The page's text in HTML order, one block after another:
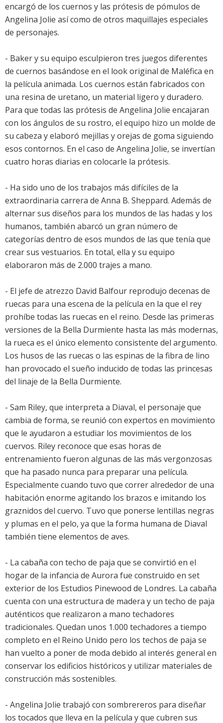
encargó de los cuernos y las prótesis de pómulos de
Angelina Jolie así como de otros maquillajes especiales
de personajes.
- Baker y su equipo esculpieron tres juegos diferentes
de cuernos basándose en el look original de Maléfica en
la película animada. Los cuernos están fabricados con
una resina de uretano, un material ligero y duradero.
Para que todas las prótesis de Angelina Jolie encajaran
con los ángulos de su rostro, el equipo hizo un molde de
su cabeza y elaboró mejillas y orejas de goma siguiendo
esos contornos. En el caso de Angelina Jolie, se invertían
cuatro horas diarias en colocarle la prótesis.
- Ha sido uno de los trabajos más difíciles de la
extraordinaria carrera de Anna B. Sheppard. Además de
alternar sus diseños para los mundos de las hadas y los
humanos, también abarcó un gran número de
categorías dentro de esos mundos de las que tenía que
crear sus vestuarios. En total, ella y su equipo
elaboraron más de 2.000 trajes a mano.
- El jefe de atrezzo David Balfour reprodujo decenas de
ruecas para una escena de la película en la que el rey
prohíbe todas las ruecas en el reino. Desde las primeras
versiones de la Bella Durmiente hasta las más modernas,
la rueca es el único elemento consistente del argumento.
Los husos de las ruecas o las espinas de la fibra de lino
han provocado el sueño inducido de todas las princesas
del linaje de la Bella Durmiente.
- Sam Riley, que interpreta a Diaval, el personaje que
cambia de forma, se reunió con expertos en movimiento
que le ayudaron a estudiar los movimientos de los
cuervos. Riley reconoce que esas horas de
entrenamiento fueron algunas de las más vergonzosas
que ha pasado nunca para preparar una película.
Especialmente cuando tuvo que correr alrededor de una
habitación enorme agitando los brazos e imitando los
graznidos del cuervo. Tuvo que ponerse lentillas negras
y plumas en el pelo, ya que la forma humana de Diaval
también tiene elementos de aves.
- La cabaña con techo de paja que se convirtió en el
hogar de la infancia de Aurora fue construido en set
exterior de los Estudios Pinewood de Londres. La cabaña
cuenta con una estructura de madera y un techo de paja
auténticos que realizaron a mano techadores
tradicionales. Quedan unos 1.000 techadores a tiempo
completo en el Reino Unido pero los techos de paja se
han vuelto a poner de moda debido al interés general en
conservar los edificios históricos y utilizar materiales de
construcción más sostenibles.
- Angelina Jolie trabajó con sombrereros para diseñar
los tocados que lleva en la película y que cubren sus